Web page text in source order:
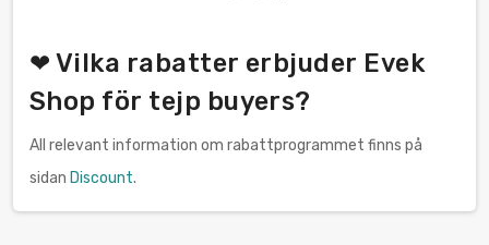
❤ Vilka rabatter erbjuder Evek
Shop för tejp buyers?
All relevant information om rabattprogrammet finns på
sidan Discount.